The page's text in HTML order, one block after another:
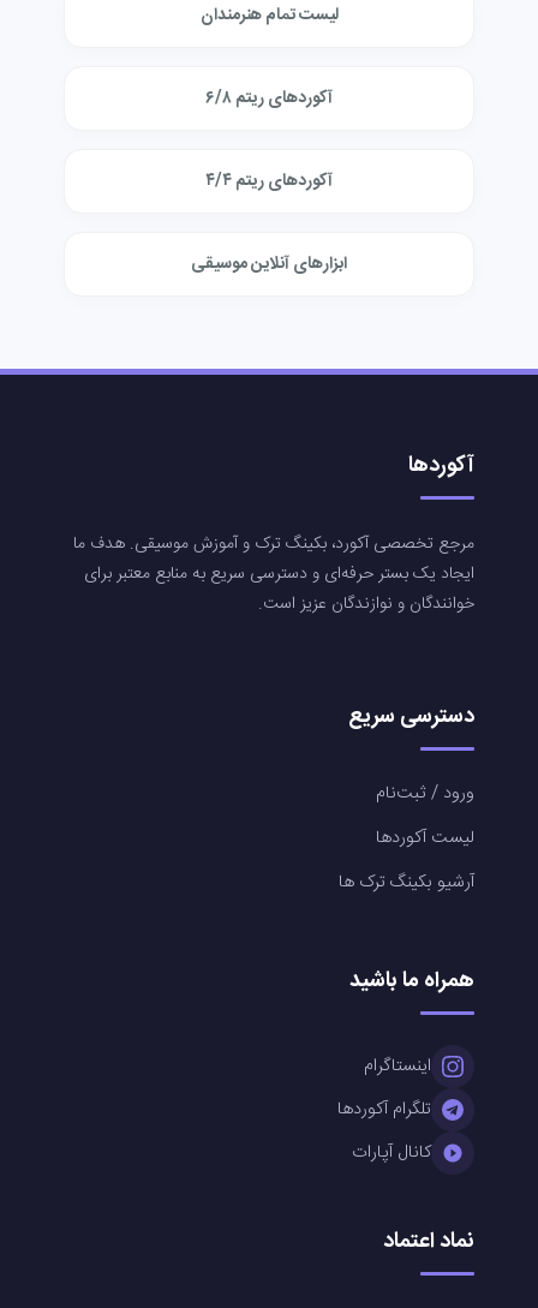
لیست تمام هنرمندان
آکوردهای ریتم ۶/۸
آکوردهای ریتم ۴/۴
ابزارهای آنلاین موسیقی
آکوردها
مرجع تخصصی آکورد، بکینگ ترک و آموزش موسیقی. هدف ما
ایجاد یک بستر حرفه‌ای و دسترسی سریع به منابع معتبر برای
خوانندگان و نوازندگان عزیز است.
دسترسی سریع
ورود / ثبت‌نام
لیست آکوردها
آرشیو بکینگ ترک ها
همراه ما باشید
اینستاگرام
تلگرام آکوردها
کانال آپارات
نماد اعتماد